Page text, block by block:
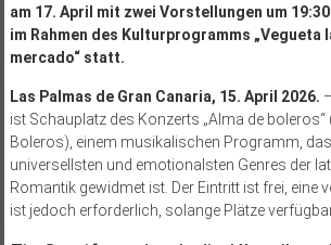
am 17. April mit zwei Vorstellungen um
im Rahmen des Kulturprogramms „Vegueta
mercado“ statt.
Las Palmas de Gran Canaria, 15. April 2026.
ist Schauplatz des Konzerts „Alma de boleros“
Boleros), einem musikalischen Programm,
universellsten und emotionalsten Genres der
Romantik gewidmet ist. Der Eintritt ist frei, eine
ist jedoch erforderlich, solange Plätze